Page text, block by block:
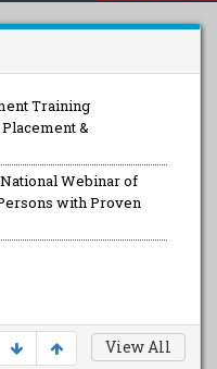
Training
&
Webinar of
with Proven
View All